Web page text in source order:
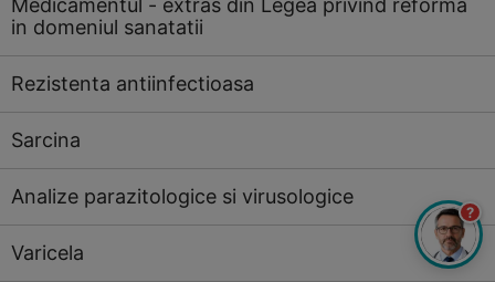
Medicamentul - extras din Legea privind reforma
in domeniul sanatatii
Rezistenta antiinfectioasa
Sarcina
Analize parazitologice si virusologice
Varicela
?